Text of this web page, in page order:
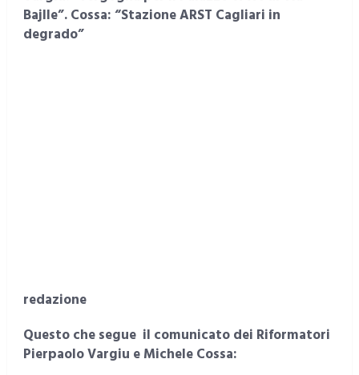
Bajlle”. Cossa: “Stazione ARST Cagliari in
degrado”
redazione
Questo che segue il comunicato dei Riformatori
Pierpaolo Vargiu e Michele Cossa: